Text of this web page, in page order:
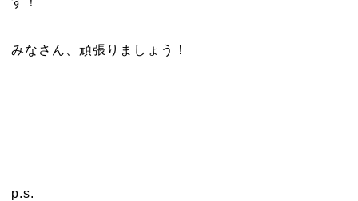
みなさん、頑張りましょう！
p.s.